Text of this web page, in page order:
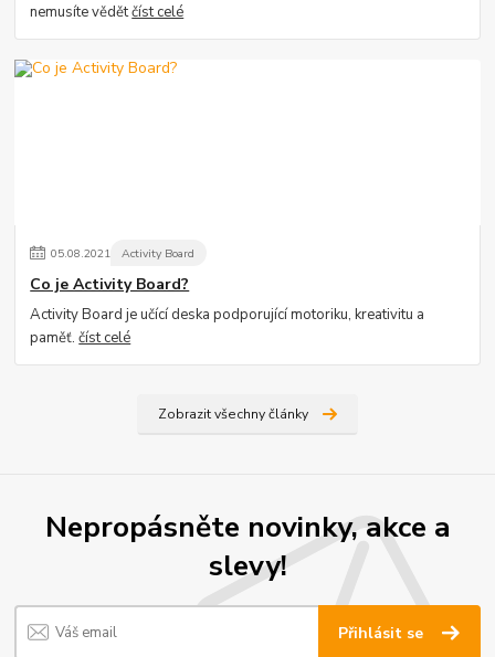
nemusíte vědětčíst celé
05.08.2021 Activity Board
Co je Activity Board?
Activity Board je učící deska podporující motoriku, kreativitu a
paměť.číst celé
Zobrazit všechny články
Nepropásněte novinky, akce a
slevy!
Přihlásit se